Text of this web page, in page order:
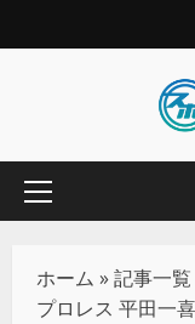
ホーム »記事一覧
プロレス 平田一